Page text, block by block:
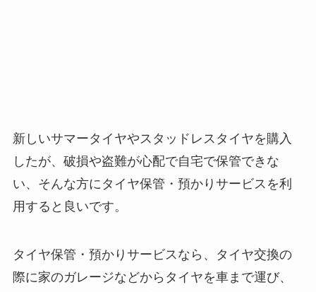
新しいサマータイヤやスタッドレスタイヤを購入
したが、破損や盗難が心配で自宅で保管できな
い、そんな方にタイヤ保管・預かりサービスを利
用すると良いです。
タイヤ保管・預かりサービスなら、タイヤ交換の
際に家のガレージなどからタイヤを車まで運び、